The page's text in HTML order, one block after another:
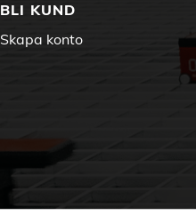
BLI KUND
Skapa konto